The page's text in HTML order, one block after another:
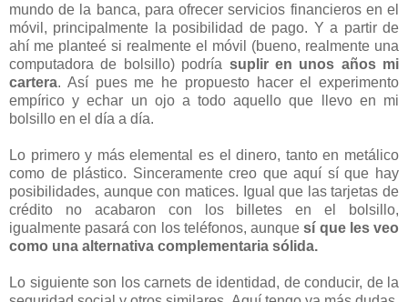
mundo de la banca, para ofrecer servicios financieros en el
móvil, principalmente la posibilidad de pago. Y a partir de
ahí me planteé si realmente el móvil (bueno, realmente una
computadora de bolsillo) podría suplir en unos años mi
cartera. Así pues me he propuesto hacer el experimento
empírico y echar un ojo a todo aquello que llevo en mi
bolsillo en el día a día.
Lo primero y más elemental es el dinero, tanto en metálico
como de plástico. Sinceramente creo que aquí sí que hay
posibilidades, aunque con matices. Igual que las tarjetas de
crédito no acabaron con los billetes en el bolsillo,
igualmente pasará con los teléfonos, aunquesí que les veo
como una alternativa complementaria sólida.
Lo siguiente son los carnets de identidad, de conducir, de la